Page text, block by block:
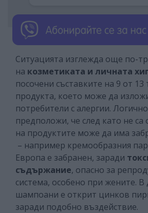
Ситуацията изглежда още по-
на козметиката и личната
посочени съставките на 9 от 13
продукта, което може да
потребители с алергии.
предположи, че след като не са
на продуктите може да има
– например кремообразния
Европа е забранен, заради
съдържание, опасно за
система, особено при жените.
шампоани е открит цинков
заради подобно въздействие.